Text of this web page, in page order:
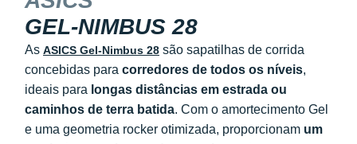
GEL-NIMBUS 28
As ASICS Gel-Nimbus 28 são sapatilhas de corrida
concebidas para corredores de todos os níveis,
ideais para longas distâncias em estrada ou
caminhos de terra batida. Com o amortecimento Gel
e uma geometria rocker otimizada, proporcionam um